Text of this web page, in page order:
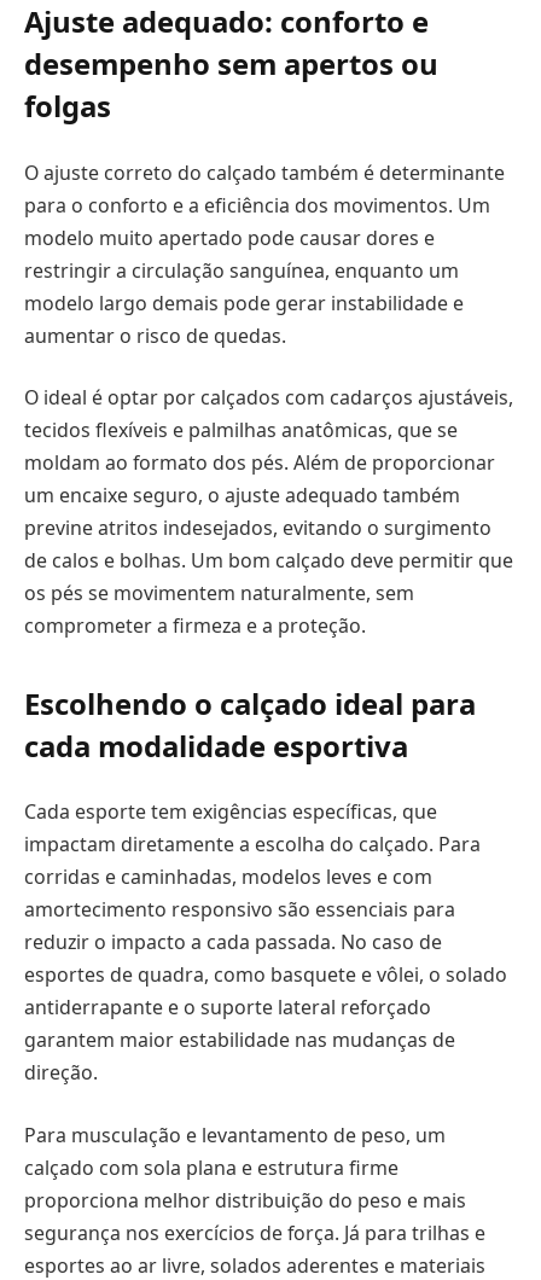
Ajuste adequado: conforto e
desempenho sem apertos ou
folgas
O ajuste correto do calçado também é determinante
para o conforto e a eficiência dos movimentos. Um
modelo muito apertado pode causar dores e
restringir a circulação sanguínea, enquanto um
modelo largo demais pode gerar instabilidade e
aumentar o risco de quedas.
O ideal é optar por calçados com cadarços ajustáveis,
tecidos flexíveis e palmilhas anatômicas, que se
moldam ao formato dos pés. Além de proporcionar
um encaixe seguro, o ajuste adequado também
previne atritos indesejados, evitando o surgimento
de calos e bolhas. Um bom calçado deve permitir que
os pés se movimentem naturalmente, sem
comprometer a firmeza e a proteção.
Escolhendo o calçado ideal para
cada modalidade esportiva
Cada esporte tem exigências específicas, que
impactam diretamente a escolha do calçado. Para
corridas e caminhadas, modelos leves e com
amortecimento responsivo são essenciais para
reduzir o impacto a cada passada. No caso de
esportes de quadra, como basquete e vôlei, o solado
antiderrapante e o suporte lateral reforçado
garantem maior estabilidade nas mudanças de
direção.
Para musculação e levantamento de peso, um
calçado com sola plana e estrutura firme
proporciona melhor distribuição do peso e mais
segurança nos exercícios de força. Já para trilhas e
esportes ao ar livre, solados aderentes e materiais